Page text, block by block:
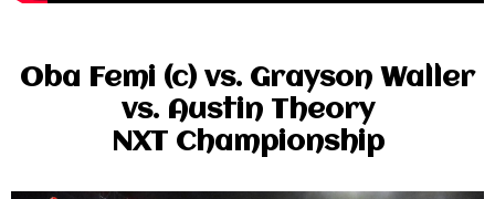
Oba Femi (c) vs. Grayson Waller
vs. Austin Theory
NXT Championship